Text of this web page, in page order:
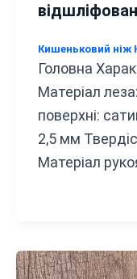
Кишеньковий ніж
Головна
Матеріал
поверхні:
2,5 мм
Матеріал